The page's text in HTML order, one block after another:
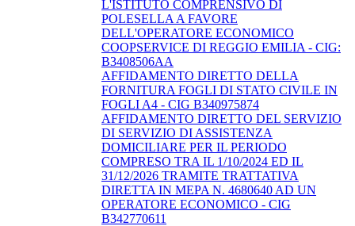
L'ISTITUTO COMPRENSIVO DI
POLESELLA A FAVORE
DELL'OPERATORE ECONOMICO
COOPSERVICE DI REGGIO EMILIA - CIG:
B3408506AA
AFFIDAMENTO DIRETTO DELLA
FORNITURA FOGLI DI STATO CIVILE IN
FOGLI A4 - CIG B340975874
AFFIDAMENTO DIRETTO DEL SERVIZIO
DI SERVIZIO DI ASSISTENZA
DOMICILIARE PER IL PERIODO
COMPRESO TRA IL 1/10/2024 ED IL
31/12/2026 TRAMITE TRATTATIVA
DIRETTA IN MEPA N. 4680640 AD UN
OPERATORE ECONOMICO - CIG
B342770611